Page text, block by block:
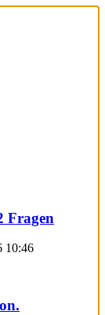
Fragen
10:46